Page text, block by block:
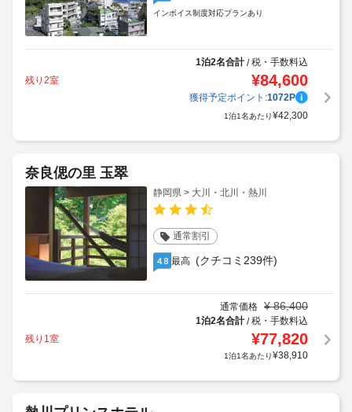
インボイス制度対応プランあり
1泊2名合計/税・手数料込
残り2室
¥84,600
獲得予定ポイント:1072P
1泊1名あたり¥42,300
奈良偲の里 玉翠
静岡県 > 大川・北川・熱川
通常割引
4.8 最高 (クチコミ239件)
通常価格 ¥ 86,400
1泊2名合計/税・手数料込
残り1室
¥77,820
1泊1名あたり¥38,910